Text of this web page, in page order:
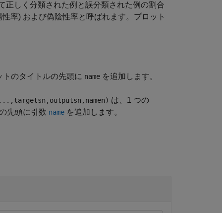
正しく分類された例と誤分類された例の割合
率) および偽陰性率と呼ばれます。プロット
のタイトルの先頭に name を追加します。
は、1 つの
先頭に引数 name を追加します。